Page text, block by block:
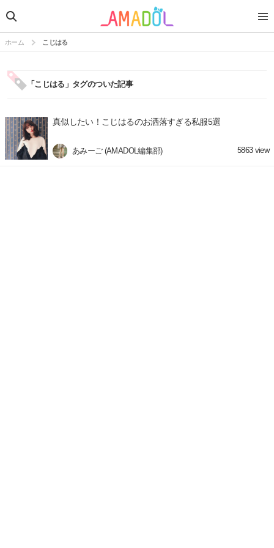
ホーム こじはる
「こじはる」タグのついた記事
真似したい！こじはるのお洒落すぎる私服5選
あみーご (AMADOL編集部) 5863view